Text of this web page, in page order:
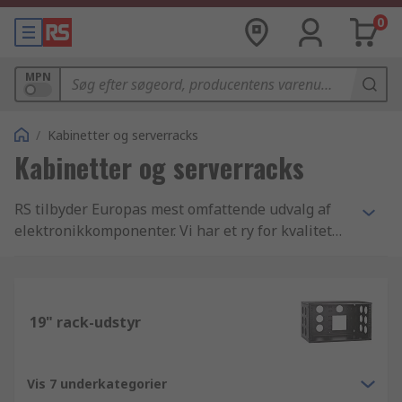
0
MPN
/ Kabinetter og serverracks
Kabinetter og serverracks
RS tilbyder Europas mest omfattende udvalg af
elektronikkomponenter. Vi har et ry for kvalitet
hundredtusindvis af andre varer i vores database
imødekommer vi branchens højeste standarder
produktkvalitet. Når du bliver virksomhedskunde
19" rack-udstyr
Vis 7 underkategorier